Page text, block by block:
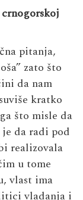
pitanja,
zato što
da nam
kratko
što misle da
da radi pod
realizovala
u tome
vlast ima
vladanja i